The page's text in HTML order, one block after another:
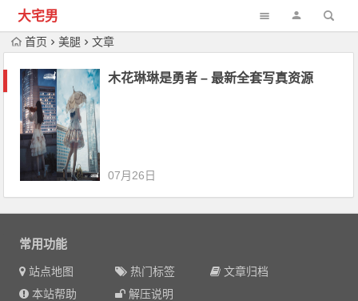
大宅男
首页 美腿 文章
木花琳琳是勇者 – 最新全套写真资源
07月26日
常用功能
站点地图 热门标签
文章归档
本站帮助
解压说明